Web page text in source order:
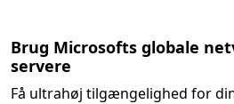
Brug Microsofts globale
servere
Få ultrahøj tilgængelighed for